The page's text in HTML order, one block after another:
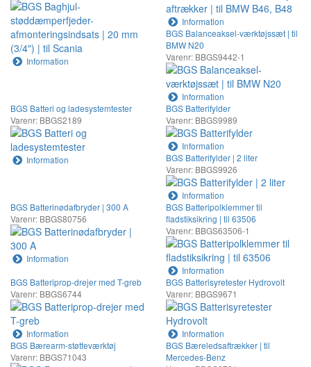
Information
Information
BGS Balanceaksel-værktøjssæt | til
BMW N20
Varenr: BBGS9442-1
Information
BGS Batteri og ladesystemtester
Varenr: BBGS2189
Information
BGS Batterifylder
Varenr: BBGS9989
Information
BGS Batterifylder | 2 liter
Varenr: BBGS9926
Information
BGS Batterinødafbryder | 300 A
Varenr: BBGS80756
Information
BGS Batteripolklemmer til
fladstiksikring | til 63506
Varenr: BBGS63506-1
Information
BGS Batteriprop-drejer med T-greb
Varenr: BBGS6744
Information
BGS Batterisyretester Hydrovolt
Varenr: BBGS9671
Information
BGS Bærearm-støtteværktøj
Varenr: BBGS71043
BGS Bæreledsaftrækker | til
Mercedes-Benz